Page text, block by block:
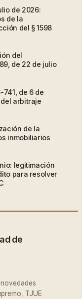
de 2026:
de la
del § 1598
del
de 22 de julio
741, de 6 de
arbitraje
de la
inmobiliarios
legitimación
para resolver
de
TJUE